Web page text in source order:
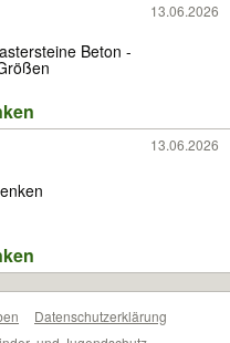
13.06.2026
Beton -
13.06.2026
Datenschutzerklärung